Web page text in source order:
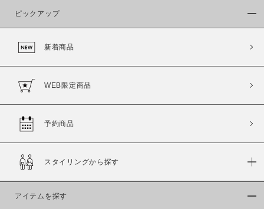
カラー
商品タイプ
ピックアップ
新着商品
WEB限定商品
予約商品
スタイリングから探す
アイテムを探す